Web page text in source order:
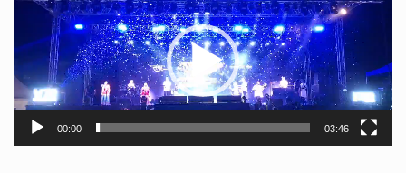
Player
00:00 03:46